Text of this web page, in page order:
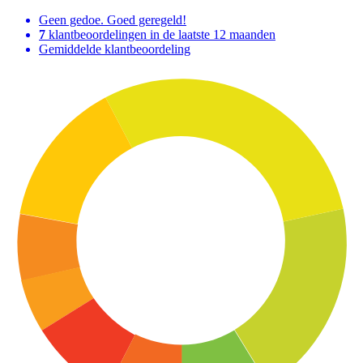
Geen gedoe. Goed geregeld!
7 klantbeoordelingen in de laatste 12 maanden
Gemiddelde klantbeoordeling